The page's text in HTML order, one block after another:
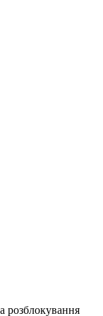
розблокування